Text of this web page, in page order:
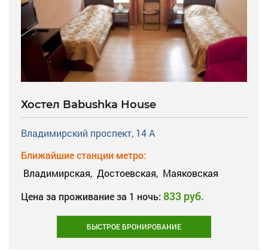
Хостел Babushka House
Владимирский проспект, 14 А
Ближайшие станции метро:
Владимирская, Достоевская, Маяковская
Цена за проживание за 1 ночь: 833 руб.
БЫСТРОЕ БРОНИРОВАНИЕ